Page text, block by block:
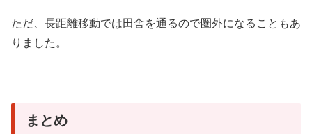
ただ、長距離移動では田舎を通るので圏外になることもあ
りました。
まとめ